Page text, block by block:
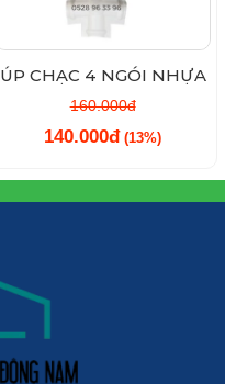
ÚP CHẠC 4 NGÓI NHỰA
160.000đ
140.000đ (13%)